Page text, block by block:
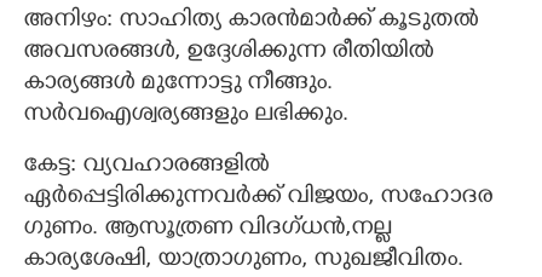
അനിഴം: സാഹിത്യ കാരന്‍മാര്‍ക്ക് കൂടുതല്‍
അവസരങ്ങള്‍, ഉദ്ദേശിക്കുന്ന രീതിയില്‍
കാര്യങ്ങള്‍ മുന്നോട്ടു നീങ്ങും.
സര്‍വഐശ്വര്യങ്ങളും ലഭിക്കും.
കേട്ട: വ്യവഹാരങ്ങളില്‍
ഏര്‍പ്പെട്ടിരിക്കുന്നവര്‍ക്ക് വിജയം, സഹോദര
ഗുണം. ആസൂത്രണ വിദഗ്ധന്‍,നല്ല
കാര്യശേഷി, യാത്രാഗുണം, സുഖജീവിതം.